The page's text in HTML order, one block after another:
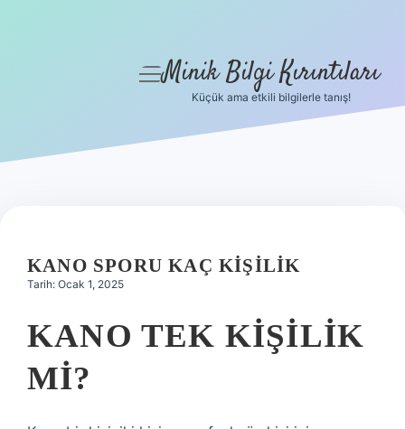
Hakkımızda
menüyü
Minik Bilgi Kırıntıları
Küçük ama etkili bilgilerle tanış!
KANO SPORU KAÇ KIŞILIK
Tarih: Ocak 1, 2025
KANO TEK KIŞILIK
MI?